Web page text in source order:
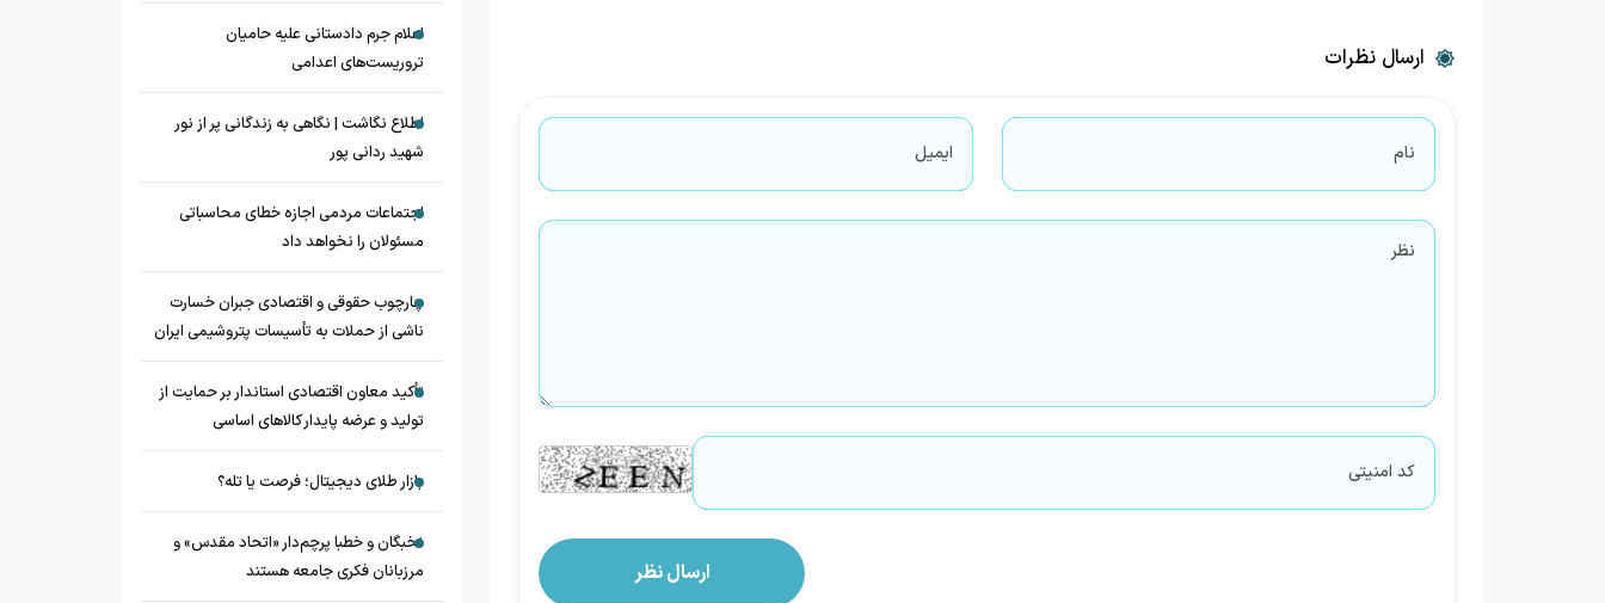
ارسال نظرات
اعلام جرم دادستانی علیه حامیان
تروریست‌های اعدامی
اطلاع نگاشت | نگاهی به زندگانی پر از نور
شهید ردانی پور
اجتماعات مردمی اجازه خطای محاسباتی
مسئولان را نخواهد داد
چارچوب حقوقی و اقتصادی جبران خسارت
ناشی از حملات به تأسیسات پتروشیمی ایران
تأکید معاون اقتصادی استاندار بر حمایت از
تولید و عرضه پایدار کالاهای اساسی
بازار طلای دیجیتال؛ فرصت یا تله؟
نخبگان و خطبا پرچم‌دار «اتحاد مقدس» و
مرزبانان فکری جامعه هستند